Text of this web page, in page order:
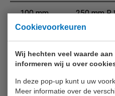
Cookievoorkeuren
Wij hechten veel waarde
informeren wij u over
In deze pop-up kunt u uw
Meer informatie over de
100 mm 250 mm